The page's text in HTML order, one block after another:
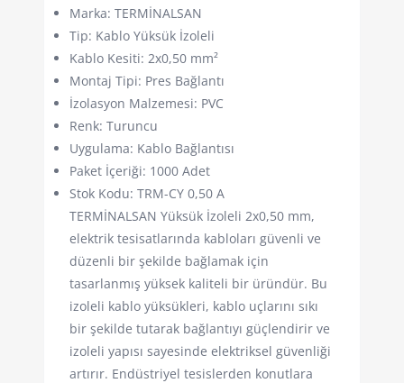
Marka: TERMİNALSAN
Tip: Kablo Yüksük İzoleli
Kablo Kesiti: 2x0,50 mm²
Montaj Tipi: Pres Bağlantı
İzolasyon Malzemesi: PVC
Renk: Turuncu
Uygulama: Kablo Bağlantısı
Paket İçeriği: 1000 Adet
Stok Kodu: TRM-CY 0,50 A
TERMİNALSAN Yüksük İzoleli 2x0,50 mm,
elektrik tesisatlarında kabloları güvenli ve
düzenli bir şekilde bağlamak için
tasarlanmış yüksek kaliteli bir üründür. Bu
izoleli kablo yüksükleri, kablo uçlarını sıkı
bir şekilde tutarak bağlantıyı güçlendirir ve
izoleli yapısı sayesinde elektriksel güvenliği
artırır. Endüstriyel tesislerden konutlara